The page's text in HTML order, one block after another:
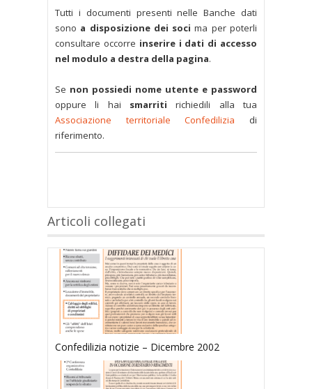
Tutti i documenti presenti nelle Banche dati
sono a disposizione dei soci ma per poterli
consultare occorre inserire i dati di accesso
nel modulo a destra della pagina.
Se non possiedi nome utente e password
oppure li hai smarriti richiedili alla tua
Associazione territoriale Confedilizia di
riferimento.
Articoli collegati
Confedilizia notizie – Dicembre 2002